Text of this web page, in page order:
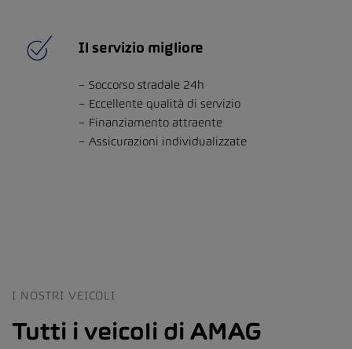
Il servizio migliore
Soccorso stradale 24h
Eccellente qualità di servizio
Finanziamento attraente
Assicurazioni individualizzate
I NOSTRI VEICOLI
Tutti i veicoli di AMAG